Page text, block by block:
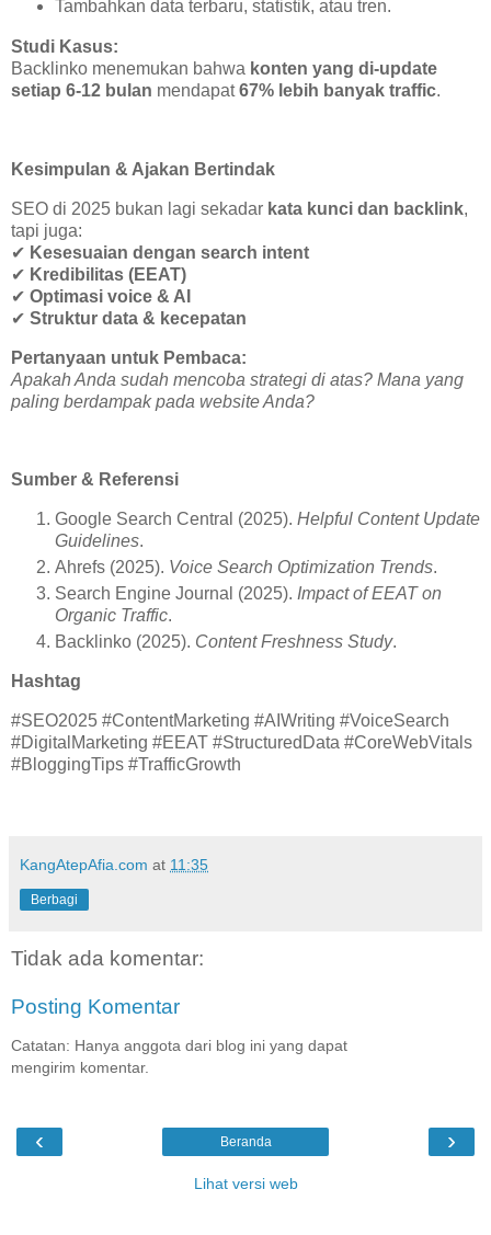
Tambahkan data terbaru, statistik, atau tren.
Studi Kasus:
Backlinko menemukan bahwa konten yang di-update
setiap 6-12 bulan mendapat67% lebih banyak traffic.
Kesimpulan & Ajakan Bertindak
SEO di 2025 bukan lagi sekadar kata kunci dan backlink,
tapi juga:
✔ Kesesuaian dengan search intent
✔ Kredibilitas (EEAT)
✔ Optimasi voice & AI
✔ Struktur data & kecepatan
Pertanyaan untuk Pembaca:
Apakah Anda sudah mencoba strategi di atas? Mana yang
paling berdampak pada website Anda?
Sumber & Referensi
Google Search Central (2025). Helpful Content Update
Guidelines.
Ahrefs (2025). Voice Search Optimization Trends.
Search Engine Journal (2025). Impact of EEAT on
Organic Traffic.
Backlinko (2025). Content Freshness Study.
Hashtag
#SEO2025 #ContentMarketing #AIWriting #VoiceSearch
#DigitalMarketing #EEAT #StructuredData #CoreWebVitals
#BloggingTips #TrafficGrowth
KangAtepAfia.com at 11:35
Berbagi
Tidak ada komentar:
Posting Komentar
Catatan: Hanya anggota dari blog ini yang dapat
mengirim komentar.
‹ ›
Beranda
Lihat versi web